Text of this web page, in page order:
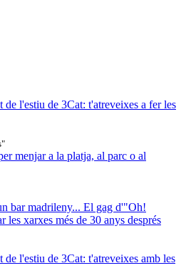
de l'estiu de 3Cat: t'atreveixes a fer les
menjar a la platja, al parc o al
bar madrileny... El gag d'"Oh!
les xarxes més de 30 anys després
de l'estiu de 3Cat: t'atreveixes amb les